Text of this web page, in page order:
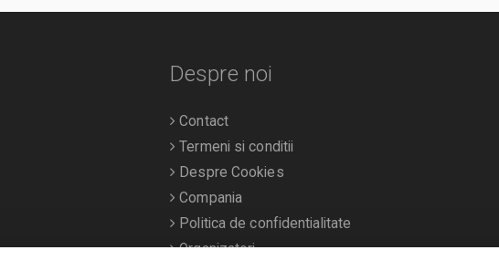
Despre noi
Contact
Termeni si conditii
Despre Cookies
Compania
Politica de confidentialitate
Organizatori